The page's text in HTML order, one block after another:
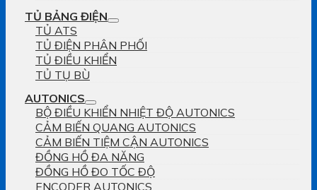
TỦ BẢNG ĐIỆN
TỦ ATS
TỦ ĐIỆN PHÂN PHỐI
TỦ ĐIỀU KHIỂN
TỦ TỤ BÙ
AUTONICS
BỘ ĐIỀU KHIỂN NHIỆT ĐỘ AUTONICS
CẢM BIẾN QUANG AUTONICS
CẢM BIẾN TIỆM CẬN AUTONICS
ĐỒNG HỒ ĐA NĂNG
ĐỒNG HỒ ĐO TỐC ĐỘ
ENCODER AUTONICS